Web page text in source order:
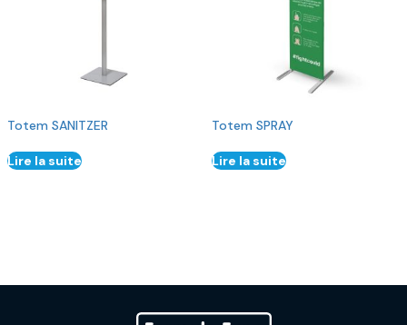
Totem SANITZER
Lire la suite
Totem SPRAY
Lire la suite